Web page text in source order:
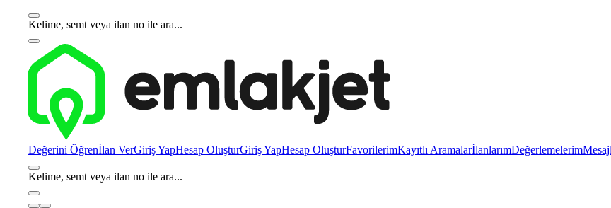
Kelime, semt veya ilan no ile ara...
Değerini Öğrenİlan VerGiriş YapHesap OluşturGiriş YapHesap OluşturFavorilerimKayıtlı AramalarİlanlarımDeğerlemelerim
Kelime, semt veya ilan no ile ara...